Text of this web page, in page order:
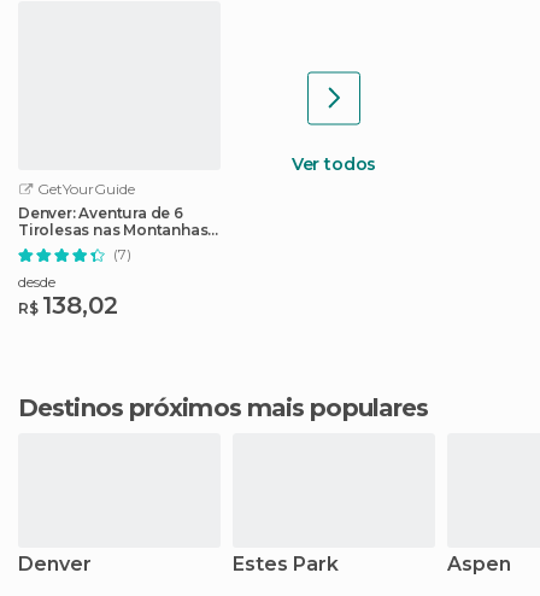
GetYourGuide
Denver: Aventura de 6
Tirolesas nas Montanhas
Rochosas
(7)
desde
R$ 138,02
Ver todos
Destinos próximos mais populares
Denver Estes Park Aspen